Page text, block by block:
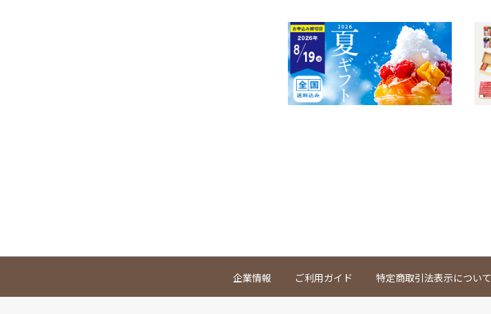
企業情報 ご利用ガイド 特定商取引法表示について